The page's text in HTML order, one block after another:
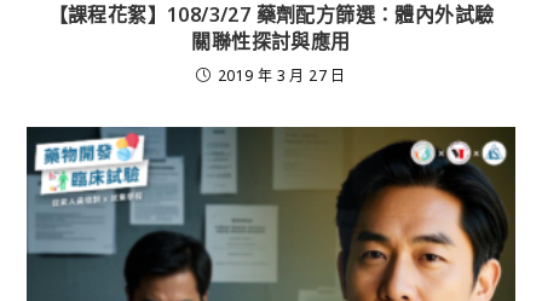
【課程花絮】108/3/27 藥劑配方篩選：體內外試驗
關聯性探討與應用
2019 年 3 月 27 日